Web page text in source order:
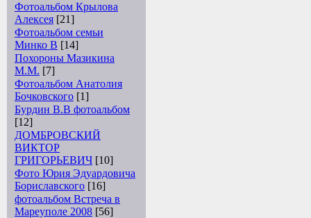
Фотоальбом Крылова
Алексея [21]
Фотоальбом семьи
Минко В [14]
Похороны Мазикина
М.М. [7]
Фотоальбом Анатолия
Бочковского [1]
Бурдин В.В фотоальбом
[12]
ДОМБРОВСКИЙ
ВИКТОР
ГРИГОРЬЕВИЧ [10]
Фото Юрия Эдуардовича
Бориславского [16]
фотоальбом Встреча в
Мареуполе 2008 [56]